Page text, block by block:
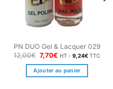
PN DUO Gel & Lacquer 029
12,00€ Le
prix
initial
était :
7,70€Le
actuel
est :
HT -9,24€ TTC
Ajouter au panier